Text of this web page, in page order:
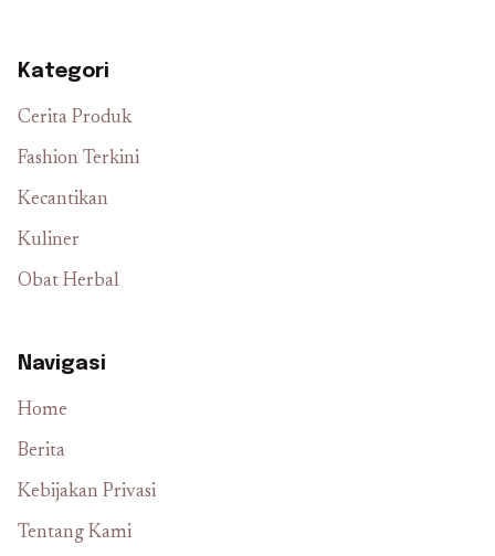
Kategori
Cerita Produk
Fashion Terkini
Kecantikan
Kuliner
Obat Herbal
Navigasi
Home
Berita
Kebijakan Privasi
Tentang Kami